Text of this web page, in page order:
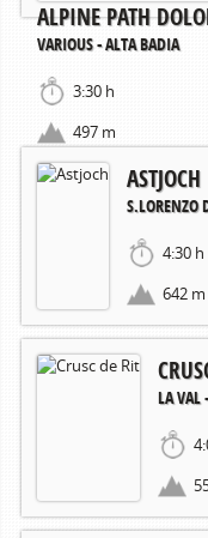
ALPINE PATH
VARIOUS - ALTA BADIA
3:30 h
497 m
ASTJOCH
S.LORENZO
4:30 h
642 m
LA VAL